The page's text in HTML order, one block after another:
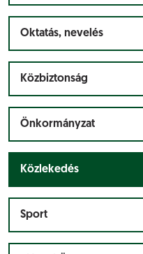
Oktatás, nevelés
Közbiztonság
Önkormányzat
Közlekedés
Sport